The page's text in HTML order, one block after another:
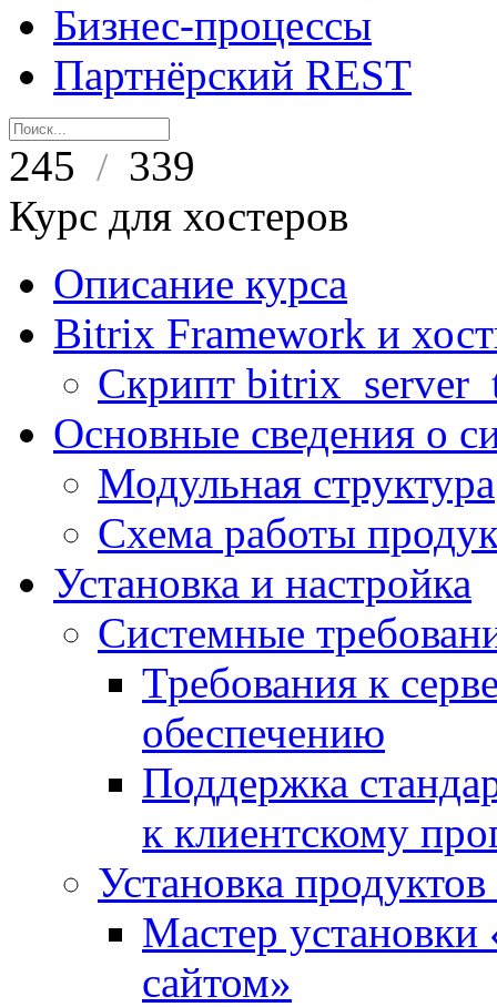
Бизнес-процессы
Партнёрский REST
245 / 339
Курс для хостеров
Описание курса
Bitrix Framework и
Скрипт
Основные сведения о
Модульная структура
Схема работы
Установка и настройка
Системные
Требования к
обеспечению
Поддержка
к клиентскому
Установка
Мастер
сайтом»